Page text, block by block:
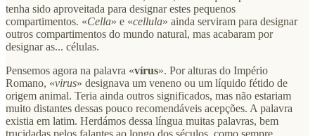
tenha sido aproveitada para designar estes pequenos
compartimentos. «Cella» e «cellula» ainda serviram para designar
outros compartimentos do mundo natural, mas acabaram por
designar as... células.
Pensemos agora na palavra «vírus». Por alturas do Império
Romano, «virus» designava um veneno ou um líquido fétido de
origem animal. Teria ainda outros significados, mas não estariam
muito distantes dessas pouco recomendáveis acepções. A palavra
existia em latim. Herdámos dessa língua muitas palavras, bem
trucidadas pelos falantes ao longo dos séculos, como sempre